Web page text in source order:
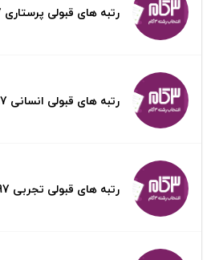
رتبه های قبولی پرستاری 97
رتبه های قبولی انسانی 97
رتبه های قبولی تجربی 97